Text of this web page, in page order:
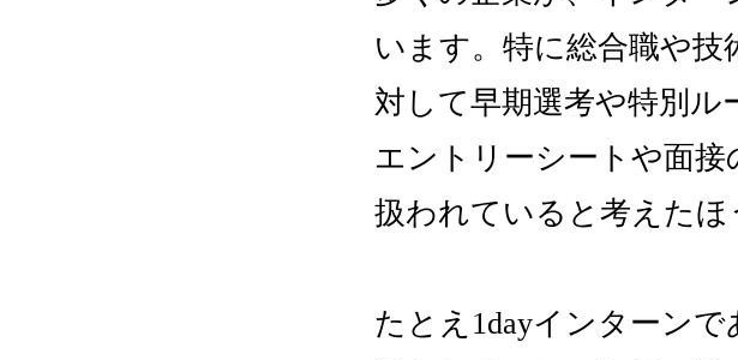
います。特に総合職や技
対して早期選考や特別ル
エントリーシートや面
扱われていると考えたほ
たとえ1dayインターン